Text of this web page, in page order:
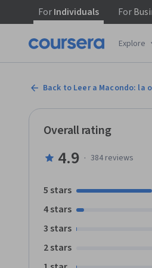
ForIndividuals For
Explore
Back to Leer a Macondo: la
Overall rating
4.9 · 384reviews
5 stars
4 stars
3 stars
2 stars